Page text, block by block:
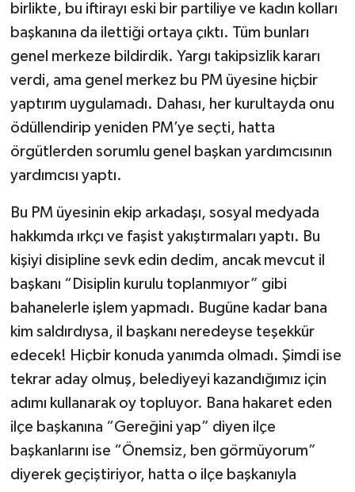
birlikte, bu iftirayı eski bir partiliye ve kadın kolları
başkanına da ilettiği ortaya çıktı. Tüm bunları
genel merkeze bildirdik. Yargı takipsizlik kararı
verdi, ama genel merkez bu PM üyesine hiçbir
yaptırım uygulamadı. Dahası, her kurultayda onu
ödüllendirip yeniden PM’ye seçti, hatta
örgütlerden sorumlu genel başkan yardımcısının
yardımcısı yaptı.
Bu PM üyesinin ekip arkadaşı, sosyal medyada
hakkımda ırkçı ve faşist yakıştırmaları yaptı. Bu
kişiyi disipline sevk edin dedim, ancak mevcut il
başkanı “Disiplin kurulu toplanmıyor” gibi
bahanelerle işlem yapmadı. Bugüne kadar bana
kim saldırdıysa, il başkanı neredeyse teşekkür
edecek! Hiçbir konuda yanımda olmadı. Şimdi ise
tekrar aday olmuş, belediyeyi kazandığımız için
adımı kullanarak oy topluyor. Bana hakaret eden
ilçe başkanına “Gereğini yap” diyen ilçe
başkanlarını ise “Önemsiz, ben görmüyorum”
diyerek geçiştiriyor, hatta o ilçe başkanıyla